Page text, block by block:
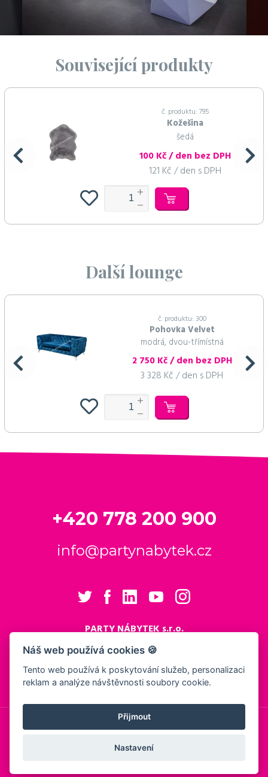
Náš web používá cookies 🍪
Tento web používá k poskytování služeb, personalizaci
reklam a analýze návštěvnosti soubory cookie.
Přijmout
Nastavení
Související produkty
č. produktu: 795
Kožešina
šedá
100 Kč / den bez DPH
121 Kč / den s DPH
Další lounge
č. produktu: 300
Pohovka Velvet
modrá, dvou-třímístná
2 750 Kč / den bez DPH
3 328 Kč / den s DPH
+420 778 200 900
info@partynabytek.cz
PARTY NÁBYTEK s.r.o.
Cukrovarská 984
Logistický areál Cukrovar Čakovice
196 00 Praha 9 - Čakovice
© 2026, PARTY NÁBYTEK s.r.o.
Ochrana osobních údajů